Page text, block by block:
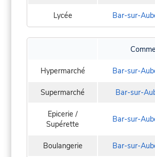
Lycée Bar-sur-
Hypermarché Bar-sur-
Supermarché Bar-sur-
Epicerie /
Supérette
Bar-sur-
Boulangerie Bar-sur-